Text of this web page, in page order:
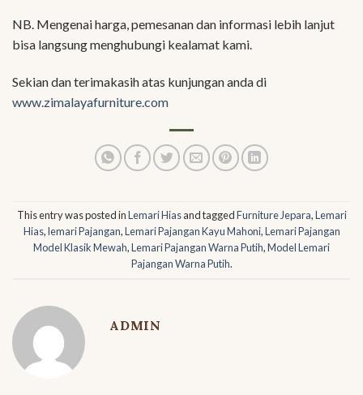
NB. Mengenai harga, pemesanan dan informasi lebih lanjut
bisa langsung menghubungi kealamat kami.
Sekian dan terimakasih atas kunjungan anda di
www.zimalayafurniture.com
This entry was posted inLemari Hiasand taggedFurniture Jepara,Lemari
Hias,lemari Pajangan,Lemari Pajangan Kayu Mahoni,Lemari Pajangan
Model Klasik Mewah,Lemari Pajangan Warna Putih,Model Lemari
Pajangan Warna Putih.
ADMIN